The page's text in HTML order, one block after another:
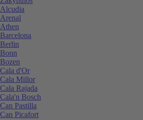
Alcudia
Arenal
Athen
Barcelona
Berlin
Bonn
Bozen
Cala d'Or
Cala Millor
Cala Rajada
Cala'n Bosch
Can Pastilla
Can Picafort